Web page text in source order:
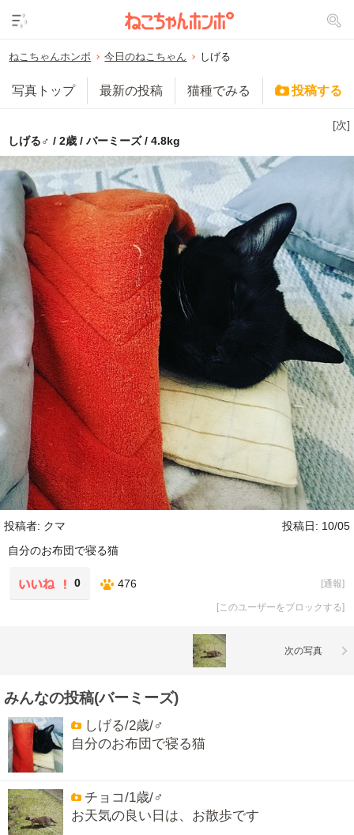
ねこちゃんホンポ 今日のねこちゃん しげる
写真トップ 最新の投稿 猫種でみる 投稿する
[次]
しげる♂ / 2歳 / バーミーズ / 4.8kg
投稿者: クマ
投稿日: 10/05
自分のお布団で寝る猫
0 476 [通報]
[このユーザーをブロックする]
次の写真
みんなの投稿(バーミーズ)
しげる/2歳/♂
自分のお布団で寝る猫
チョコ/1歳/♂
お天気の良い日は、お散歩です